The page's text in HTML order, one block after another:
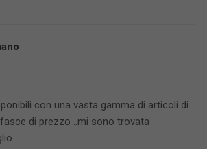
con una vasta gamma di articoli di
di prezzo ..mi sono trovata